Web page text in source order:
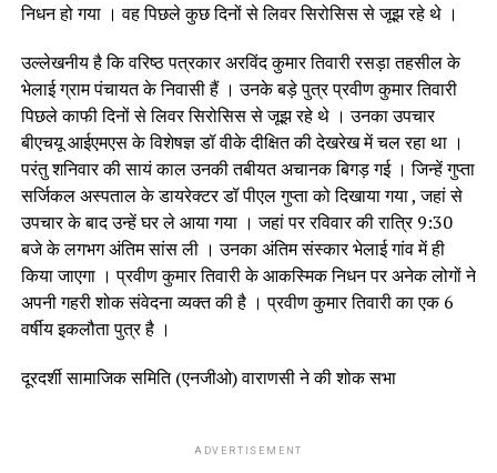
निधन हो गया । वह पिछले कुछ दिनों से लिवर सिरोसिस से जूझ रहे थे ।
उल्लेखनीय है कि वरिष्ठ पत्रकार अरविंद कुमार तिवारी रसड़ा तहसील के
भेलाई ग्राम पंचायत के निवासी हैं । उनके बड़े पुत्र प्रवीण कुमार तिवारी
पिछले काफी दिनों से लिवर सिरोसिस से जूझ रहे थे । उनका उपचार
बीएचयू आईएमएस के विशेषज्ञ डॉ वीके दीक्षित की देखरेख में चल रहा था ।
परंतु शनिवार की सायं काल उनकी तबीयत अचानक बिगड़ गई । जिन्हें गुप्ता
सर्जिकल अस्पताल के डायरेक्टर डॉ पीएल गुप्ता को दिखाया गया , जहां से
उपचार के बाद उन्हें घर ले आया गया । जहां पर रविवार की रात्रि 9:30
बजे के लगभग अंतिम सांस ली । उनका अंतिम संस्कार भेलाई गांव में ही
किया जाएगा । प्रवीण कुमार तिवारी के आकस्मिक निधन पर अनेक लोगों ने
अपनी गहरी शोक संवेदना व्यक्त की है । प्रवीण कुमार तिवारी का एक 6
वर्षीय इकलौता पुत्र है ।
दूरदर्शी सामाजिक समिति (एनजीओ) वाराणसी ने की शोक सभा
ADVERTISEMENT